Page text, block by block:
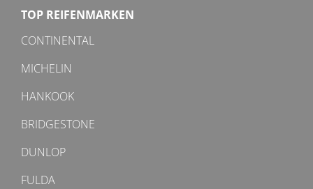
TOP REIFENMARKEN
CONTINENTAL
MICHELIN
HANKOOK
BRIDGESTONE
DUNLOP
FULDA